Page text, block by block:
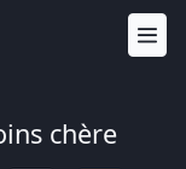
chère